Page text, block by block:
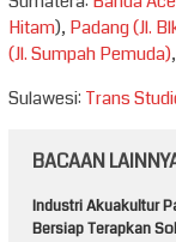
Hitam), Padang (Jl.
(Jl. Sumpah Pemuda),
Sulawesi: Trans
BACAAN
Industri Akuakultur
Bersiap Terapkan